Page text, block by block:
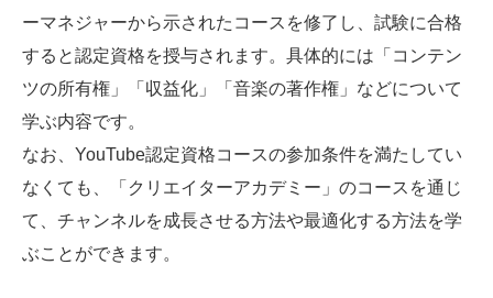
ーマネジャーから示されたコースを修了し、試験に合格
すると認定資格を授与されます。具体的には「コンテン
ツの所有権」「収益化」「音楽の著作権」などについて
学ぶ内容です。
なお、YouTube認定資格コースの参加条件を満たしてい
なくても、「クリエイターアカデミー」のコースを通じ
て、チャンネルを成長させる方法や最適化する方法を学
ぶことができます。